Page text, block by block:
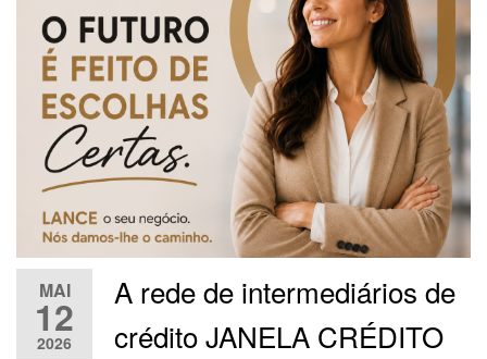
MAI
12
2026
A rede de intermediários de
crédito JANELA CRÉDITO